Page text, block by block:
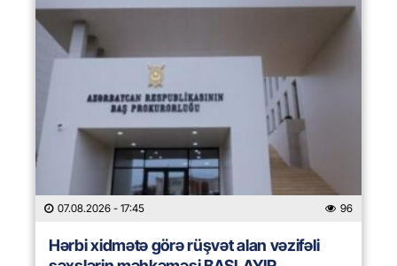
07.08.2026 - 17:45 96
Hərbi xidmətə görə rüşvət alan vəzifəli